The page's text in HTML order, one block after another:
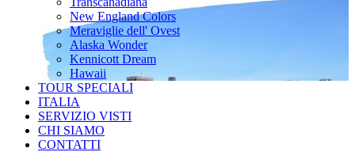
New England Colors
Meraviglie dell' Ovest
Alaska Wonder
Kennicott Dream
Hawaii
TOUR SPECIALI
ITALIA
SERVIZIO VISTI
CHI SIAMO
CONTATTI